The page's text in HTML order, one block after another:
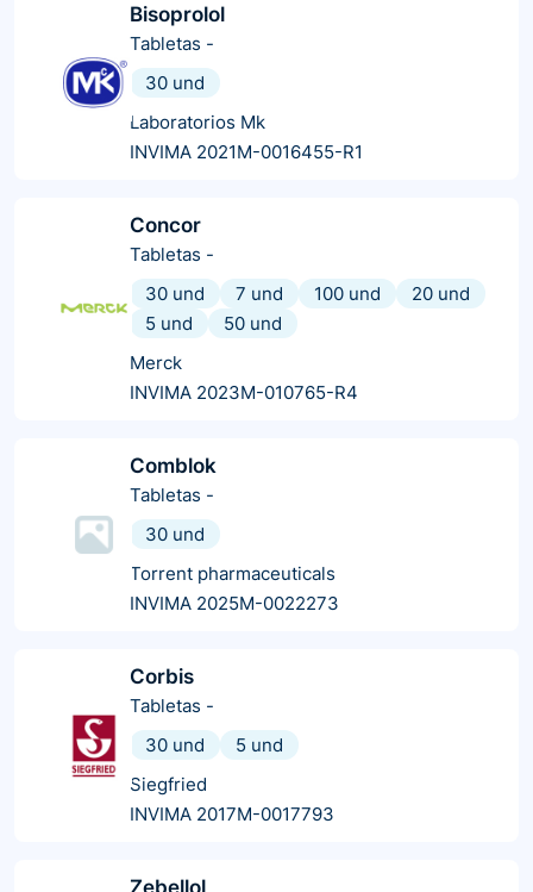
Bisoprolol
Tabletas -
30 und
Laboratorios Mk
INVIMA 2021M-0016455-R1
Concor
Tabletas -
30 und
7 und 100 und
20 und
5 und
50 und
Merck
INVIMA 2023M-010765-R4
Comblok
Tabletas -
30 und
Torrent pharmaceuticals
INVIMA 2025M-0022273
Corbis
Tabletas -
30 und
5 und
Siegfried
INVIMA 2017M-0017793
Zebellol